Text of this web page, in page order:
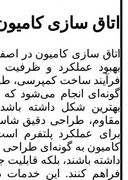
اتاق سازی
اتاق سازی کامیون در
بهبود عملکرد و
فرآیند ساخت کمپرسی،
گونه‌ای انجام می‌شود که
بهترین شکل داشته
مقاوم، طراحی دقیق
برای عملکرد پلتفرم
کامیون به گونه‌ای طراحی
داشته باشند، بلکه
فراهم کنند. این